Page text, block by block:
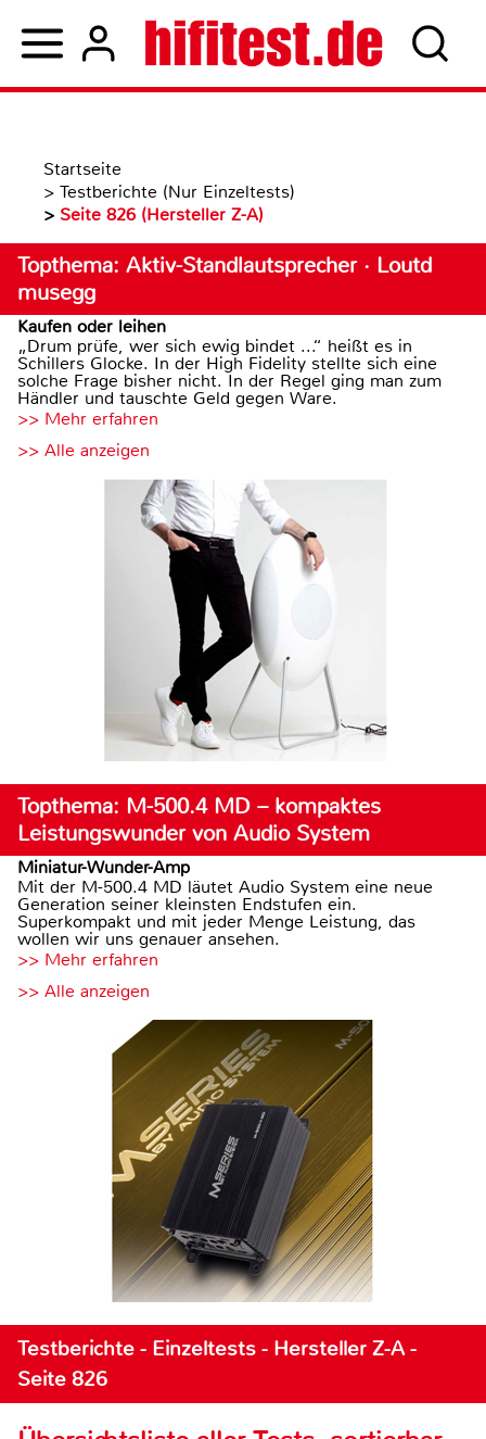
Startseite
> Testberichte (Nur Einzeltests)
>
Seite 826 (Hersteller Z-A)
Topthema: Aktiv-Standlautsprecher · Loutd
musegg
Kaufen oder leihen
„Drum prüfe, wer sich ewig bindet ...“ heißt es in
Schillers Glocke. In der High Fidelity stellte sich eine
solche Frage bisher nicht. In der Regel ging man zum
Händler und tauschte Geld gegen Ware.
>> Mehr erfahren
>> Alle anzeigen
Topthema: M-500.4 MD – kompaktes
Leistungswunder von Audio System
Miniatur-Wunder-Amp
Mit der M-500.4 MD läutet Audio System eine neue
Generation seiner kleinsten Endstufen ein.
Superkompakt und mit jeder Menge Leistung, das
wollen wir uns genauer ansehen.
>> Mehr erfahren
>> Alle anzeigen
Testberichte - Einzeltests - Hersteller Z-A -
Seite 826